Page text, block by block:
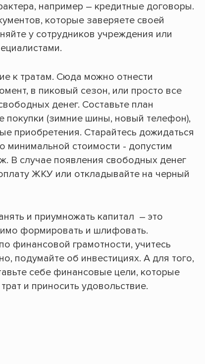
например – кредитные договоры.
которые заверяете своей
у сотрудников учреждения или
к тратам. Сюда можно отнести
в пиковый сезон, или просто все
денег. Составьте план
покупки (зимние шины, новый телефон),
приобретения. Старайтесь дожидаться
минимальной стоимости - допустим
В случае появления свободных денег
ЖКУ или откладывайте на черный
и приумножать капитал – это
формировать и шлифовать.
финансовой грамотности, учитесь
подумайте об инвестициях. А для того,
себе финансовые цели, которые
и приносить удовольствие.